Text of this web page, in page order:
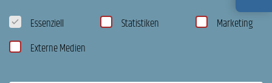
Kronshagen:
Eckernförder Straße 256
Datenschutzeinstellungen
Essenziell Statistiken
Marketing
Externe Medien